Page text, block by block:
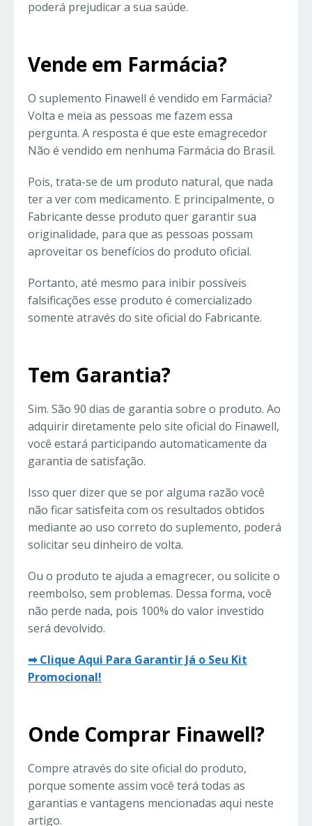
poderá prejudicar a sua saúde.
Vende em Farmácia?
O suplemento Finawell é vendido em Farmácia?
Volta e meia as pessoas me fazem essa
pergunta. A resposta é que este emagrecedor
Não é vendido em nenhuma Farmácia do Brasil.
Pois, trata-se de um produto natural, que nada
ter a ver com medicamento. E principalmente, o
Fabricante desse produto quer garantir sua
originalidade, para que as pessoas possam
aproveitar os benefícios do produto oficial.
Portanto, até mesmo para inibir possíveis
falsificações esse produto é comercializado
somente através do site oficial do Fabricante.
Tem Garantia?
Sim. São 90 dias de garantia sobre o produto. Ao
adquirir diretamente pelo site oficial do Finawell,
você estará participando automaticamente da
garantia de satisfação.
Isso quer dizer que se por alguma razão você
não ficar satisfeita com os resultados obtidos
mediante ao uso correto do suplemento, poderá
solicitar seu dinheiro de volta.
Ou o produto te ajuda a emagrecer, ou solicite o
reembolso, sem problemas. Dessa forma, você
não perde nada, pois 100% do valor investido
será devolvido.
➡ Clique Aqui Para Garantir Já o Seu Kit
Promocional!
Onde Comprar Finawell?
Compre através do site oficial do produto,
porque somente assim você terá todas as
garantias e vantagens mencionadas aqui neste
artigo.